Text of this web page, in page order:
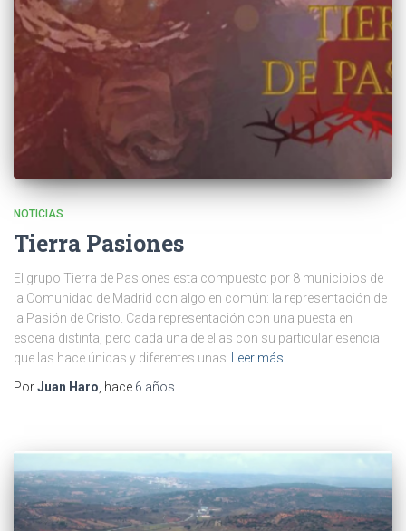
NOTICIAS
Tierra Pasiones
El grupo Tierra de Pasiones esta compuesto por 8 municipios de
la Comunidad de Madrid con algo en común: la representación de
la Pasión de Cristo. Cada representación con una puesta en
escena distinta, pero cada una de ellas con su particular esencia
que las hace únicas y diferentes unas Leer más…
PorJuan Haro, hace 6 años